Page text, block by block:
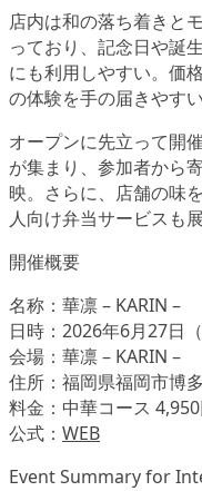
店内は和の落ち着きと
っており、記念日や誕
にも利用しやすい。価
の体験を手の届きやす
オープンに先立って開
が集まり、参加者から
映。さらに、店舗の味
人向け弁当サービスも展
開催概要
名称：華凛 – KARIN –
日時：2026年6月27日
会場：華凛 – KARIN –
住所：福岡県福岡市博
料金：中華コース
公式： WEB
Event Summary for